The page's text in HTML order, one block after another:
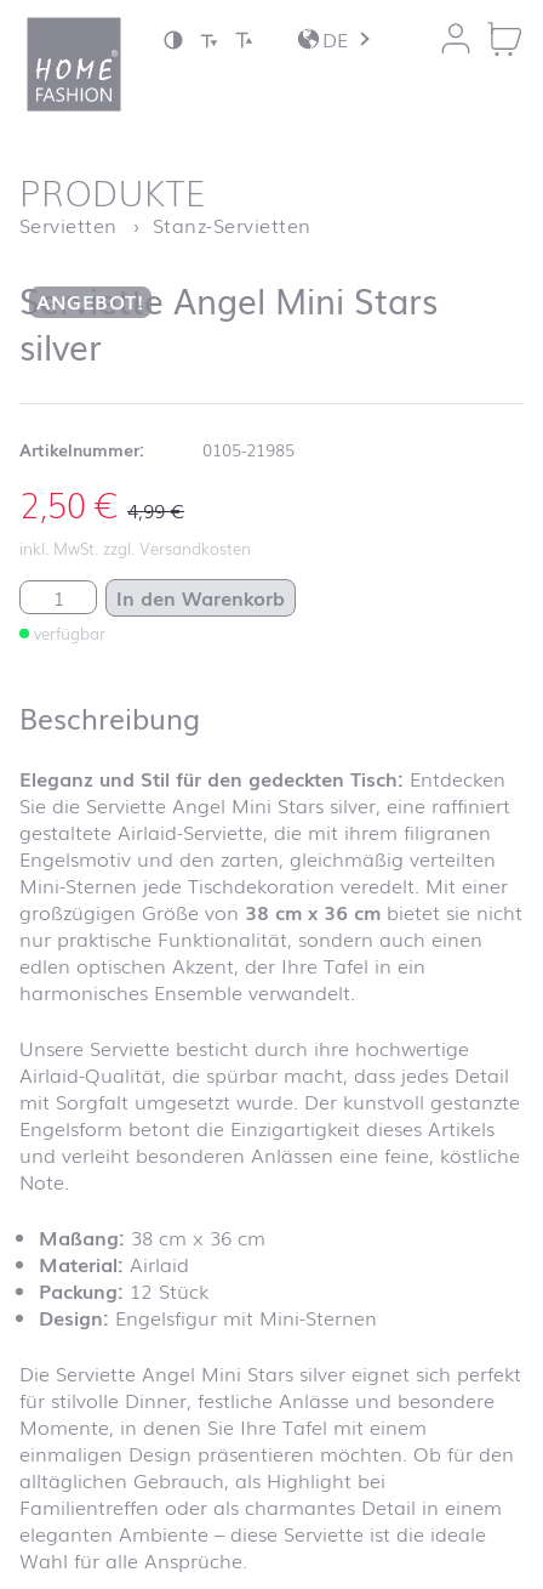
Zum Inhalt springen
DE
Startseite
PRODUKTE
Servietten Stanz-Servietten
ANGEBOT!
Serviette Angel Mini Stars
silver
Artikelnummer: 0105-21985
2,50€ 4,99€
inkl. MwSt. zzgl. Versandkosten
Serviette Angel Mini Stars silver Menge
verfügbar
In den Warenkorb
Beschreibung
Eleganz und Stil für den gedeckten Tisch: Entdecken
Sie die Serviette Angel Mini Stars silver, eine raffiniert
gestaltete Airlaid-Serviette, die mit ihrem filigranen
Engelsmotiv und den zarten, gleichmäßig verteilten
Mini-Sternen jede Tischdekoration veredelt. Mit einer
großzügigen Größe von 38 cm x 36 cm bietet sie nicht
nur praktische Funktionalität, sondern auch einen
edlen optischen Akzent, der Ihre Tafel in ein
harmonisches Ensemble verwandelt.
Unsere Serviette besticht durch ihre hochwertige
Airlaid-Qualität, die spürbar macht, dass jedes Detail
mit Sorgfalt umgesetzt wurde. Der kunstvoll gestanzte
Engelsform betont die Einzigartigkeit dieses Artikels
und verleiht besonderen Anlässen eine feine, köstliche
Note.
Maßang: 38 cm x 36 cm
Material: Airlaid
Packung: 12 Stück
Design: Engelsfigur mit Mini-Sternen
Die Serviette Angel Mini Stars silver eignet sich perfekt
für stilvolle Dinner, festliche Anlässe und besondere
Momente, in denen Sie Ihre Tafel mit einem
einmaligen Design präsentieren möchten. Ob für den
alltäglichen Gebrauch, als Highlight bei
Familientreffen oder als charmantes Detail in einem
eleganten Ambiente – diese Serviette ist die ideale
Wahl für alle Ansprüche.